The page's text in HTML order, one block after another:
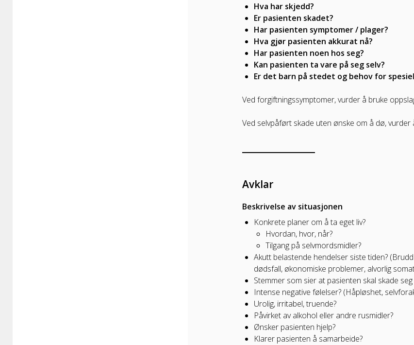
Hva har skjedd?
Er pasienten skadet?
Har pasienten symptomer / plager?
Hva gjør pasienten akkurat nå?
Har pasienten noen hos seg?
Kan pasienten ta vare på seg selv?
Er det barn på stedet og behov for
Ved forgiftningssymptomer, vurder å bruke
Ved selvpåført skade uten ønske om å dø, vurder
Avklar
Beskrivelse av situasjonen
Konkrete planer om å ta eget liv?
Hvordan, hvor, når?
Tilgang på selvmordsmidler?
Akutt belastende hendelser siste tiden?
dødsfall, økonomiske problemer, alvorlig
Stemmer som sier at pasienten skal skade
Intense negative følelser? (Håpløshet,
Urolig, irritabel, truende?
Påvirket av alkohol eller andre rusmidler?
Ønsker pasienten hjelp?
Klarer pasienten å samarbeide?